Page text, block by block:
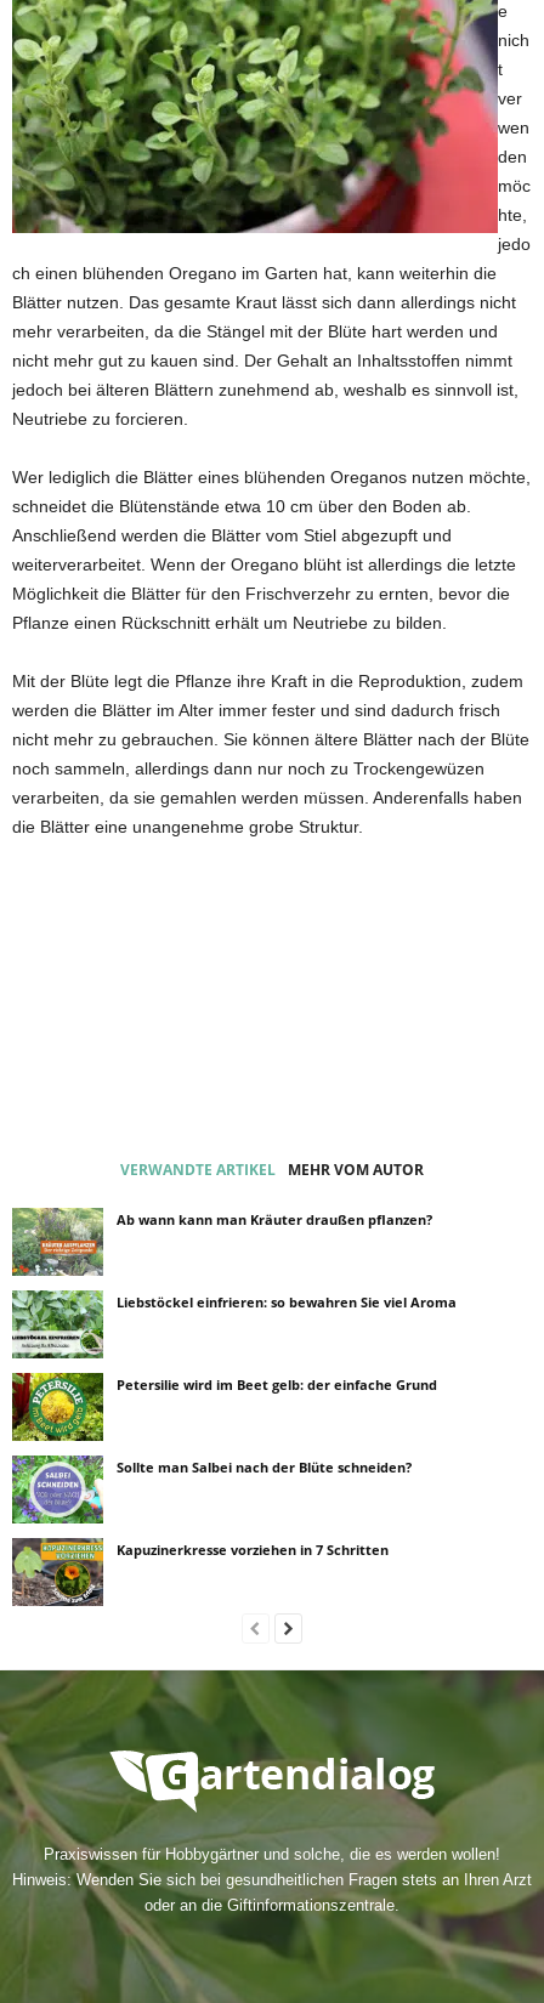
e
nich
t
ver
wen
den
möc
hte,
jedo
ch einen blühenden Oregano im Garten hat, kann weiterhin die
Blätter nutzen. Das gesamte Kraut lässt sich dann allerdings nicht
mehr verarbeiten, da die Stängel mit der Blüte hart werden und
nicht mehr gut zu kauen sind. Der Gehalt an Inhaltsstoffen nimmt
jedoch bei älteren Blättern zunehmend ab, weshalb es sinnvoll ist,
Neutriebe zu forcieren.
Wer lediglich die Blätter eines blühenden Oreganos nutzen möchte,
schneidet die Blütenstände etwa 10 cm über den Boden ab.
Anschließend werden die Blätter vom Stiel abgezupft und
weiterverarbeitet. Wenn der Oregano blüht ist allerdings die letzte
Möglichkeit die Blätter für den Frischverzehr zu ernten, bevor die
Pflanze einen Rückschnitt erhält um Neutriebe zu bilden.
Mit der Blüte legt die Pflanze ihre Kraft in die Reproduktion, zudem
werden die Blätter im Alter immer fester und sind dadurch frisch
nicht mehr zu gebrauchen. Sie können ältere Blätter nach der Blüte
noch sammeln, allerdings dann nur noch zu Trockengewüzen
verarbeiten, da sie gemahlen werden müssen. Anderenfalls haben
die Blätter eine unangenehme grobe Struktur.
VERWANDTE ARTIKEL MEHR VOM AUTOR
Ab wann kann man Kräuter draußen pflanzen?
Liebstöckel einfrieren: so bewahren Sie viel Aroma
Petersilie wird im Beet gelb: der einfache Grund
Sollte man Salbei nach der Blüte schneiden?
Kapuzinerkresse vorziehen in 7 Schritten
Praxiswissen für Hobbygärtner und solche, die es werden wollen!
Hinweis: Wenden Sie sich bei gesundheitlichen Fragen stets an Ihren Arzt
oder an die Giftinformationszentrale.